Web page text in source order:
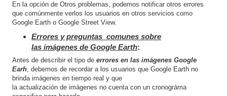
En la opción de Otros problemas, podemos notificar otros errores
que comúnmente verlos los usuarios en otros servicios como
Google Earth o Google Street View.
Errores y preguntas comunes sobre
las imágenes de Google Earth:
Antes de describir el tipo de errores en las imágenes Google
Earh, debemos de recordar a los usuarios que Google Earth no
brinda imágenes en tiempo real y que
la actualización de imágenes no cuenta con un cronográma